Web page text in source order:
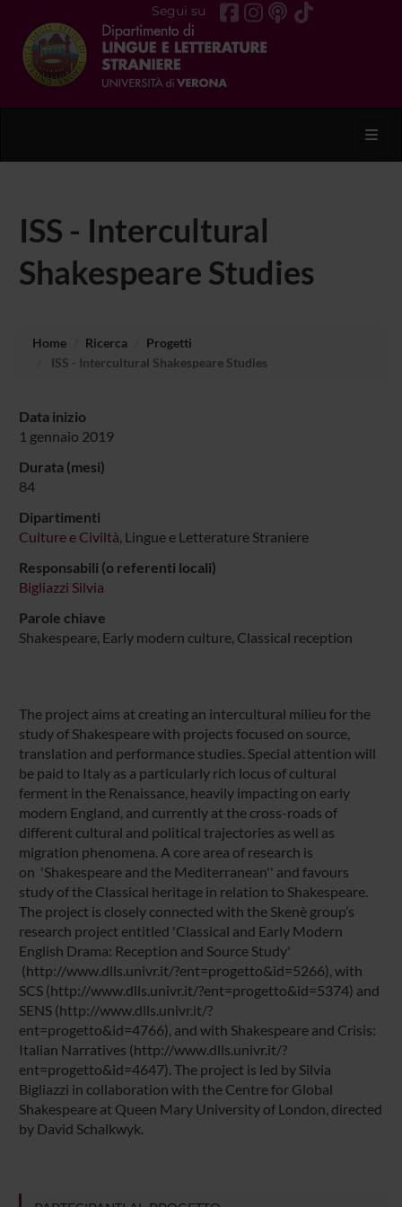
Segui su
ISS - Intercultural
Shakespeare Studies
Home Ricerca
Progetti
ISS - Intercultural Shakespeare Studies
Data inizio
1 gennaio 2019
Durata (mesi)
84
Dipartimenti
Culture e Civiltà, Lingue e Letterature Straniere
Responsabili (o referenti locali)
Bigliazzi Silvia
Parole chiave
Shakespeare, Early modern culture, Classical reception
The project aims at creating an intercultural milieu for the
study of Shakespeare with projects focused on source,
translation and performance studies. Special attention will
be paid to Italy as a particularly rich locus of cultural
ferment in the Renaissance, heavily impacting on early
modern England, and currently at the cross-roads of
different cultural and political trajectories as well as
migration phenomena. A core area of research is
on 'Shakespeare and the Mediterranean'' and favours
study of the Classical heritage in relation to Shakespeare.
The project is closely connected with the Skenè group’s
research project entitled 'Classical and Early Modern
English Drama: Reception and Source Study'
(http://www.dlls.univr.it/?ent=progetto&id=5266), with
SCS (http://www.dlls.univr.it/?ent=progetto&id=5374) and
SENS (http://www.dlls.univr.it/?
ent=progetto&id=4766), and with Shakespeare and Crisis:
Italian Narratives (http://www.dlls.univr.it/?
ent=progetto&id=4647). The project is led by Silvia
Bigliazzi in collaboration with the Centre for Global
Shakespeare at Queen Mary University of London, directed
by David Schalkwyk.